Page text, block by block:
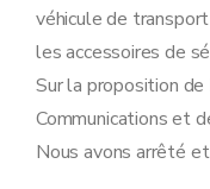
véhicule de
les accessoires de
Sur la proposition
Communications et
Nous avons arrêté